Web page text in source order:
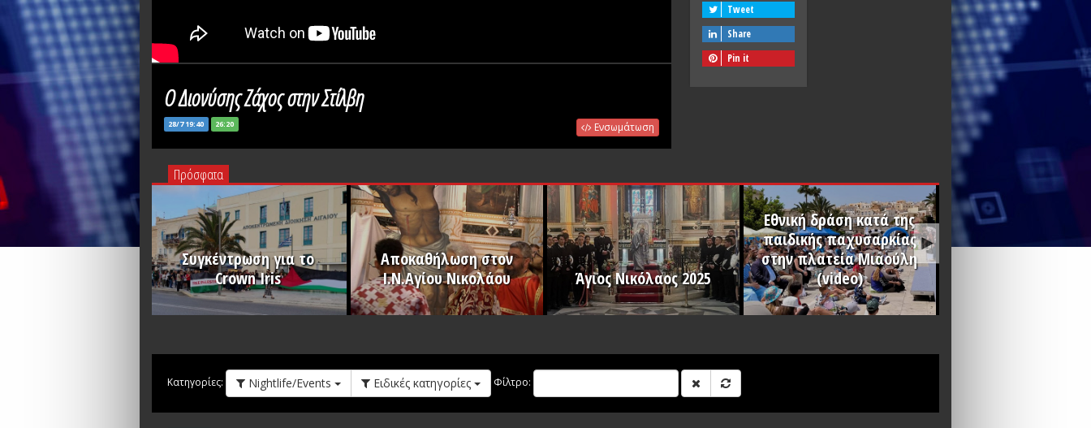
Ο Διονύσης Ζάχος στην Στίλβη
28/7 19:40 26:20 Ενσωμάτωση
Tweet
Share
Pin it
Πρόσφατα
Συγκέντρωση για το
Crown Iris
PLAY
Αποκαθήλωση στον
Ι.Ν.Αγίου Νικολάου
PLAY
Άγιος Νικόλαος 2025
PLAY
Eθνική δράση κατά της
παιδικής παχυσαρκίας
στην πλατεία Μιαούλη
(video)
PLAY
Κατηγορίες: Nightlife/Events Ειδικές κατηγορίες Φίλτρο: